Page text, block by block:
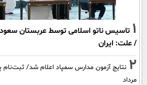
1 تاسیس ناتو اسلامی توسط عربستان
/ علت: ایران
2
مرداد